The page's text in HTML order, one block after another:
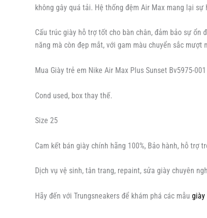
không gây quá tải. Hệ thống đệm Air Max mang lại
Cấu trúc giày hỗ trợ tốt cho bàn chân, đảm bảo sự
năng mà còn đẹp mắt, với gam màu chuyển sắc
Mua Giày trẻ em Nike Air Max Plus Sunset Bv5975-
Cond used, box thay thế.
Size 25
Cam kết bán giày chính hãng 100%, Bảo hành, hỗ trợ
Dịch vụ vệ sinh, tân trang, repaint, sửa giày chuyên
Hãy đến với Trungsneakers để khám phá các mẫu giày